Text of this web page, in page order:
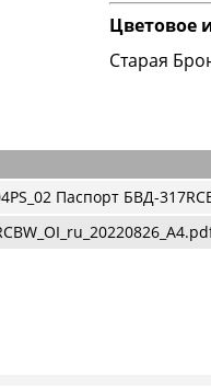
Цветовое
Старая
Паспорт БВД-